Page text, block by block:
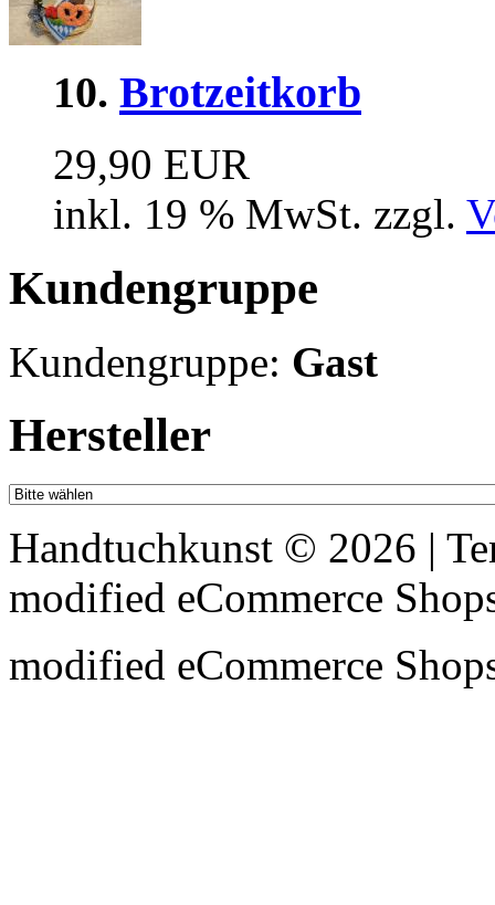
10. Brotzeitkorb
29,90 EUR
inkl. 19 % MwSt. zzgl.
Kundengruppe
Kundengruppe: Gast
Hersteller
Handtuchkunst © 2026 |
modified eCommerce
modified eCommerce